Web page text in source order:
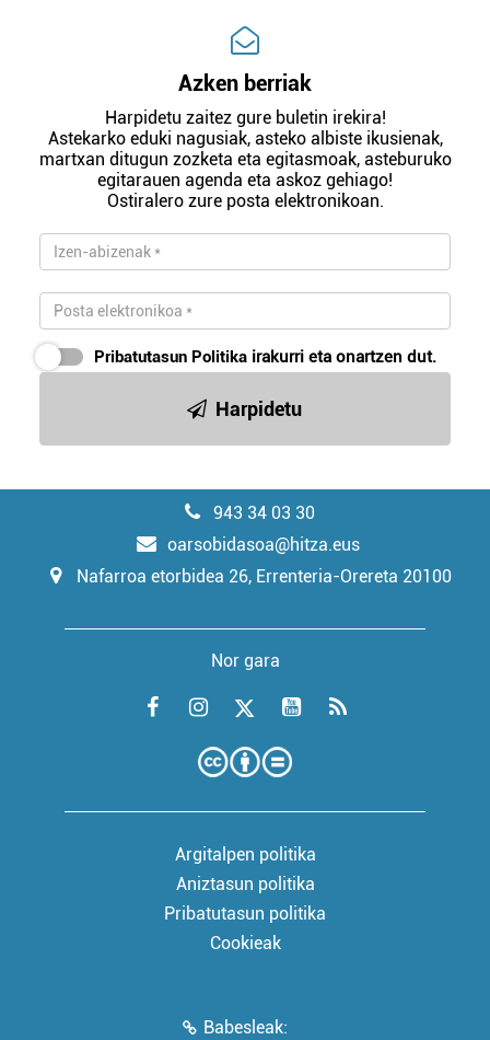
Azken berriak
Harpidetu zaitez gure buletin irekira!
Astekarko eduki nagusiak, asteko albiste ikusienak,
martxan ditugun zozketa eta egitasmoak, asteburuko
egitarauen agenda eta askoz gehiago!
Ostiralero zure posta elektronikoan.
Pribatutasun Politika irakurri eta onartzen dut.
Harpidetu
943 34 03 30
oarsobidasoa@hitza.eus
Nafarroa etorbidea 26, Errenteria-Orereta 20100
Nor gara
Argitalpen politika
Aniztasun politika
Pribatutasun politika
Cookieak
Babesleak: